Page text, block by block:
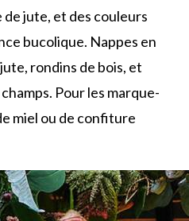
jute, et des couleurs
bucolique. Nappes en
rondins de bois, et
Pour les marque-
miel ou de confiture